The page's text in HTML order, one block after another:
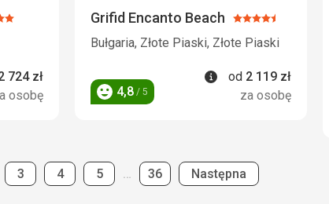
724zł
osobę
Grifid Encanto Beach Ocena:
4.5/5
Bułgaria, Złote Piaski, Złote Piaski
Ocena
4,8 / 5
Informacje
od 2 119 zł
za osobę
Strona
3 Strona
4 Strona
5 Strona
36 Następna